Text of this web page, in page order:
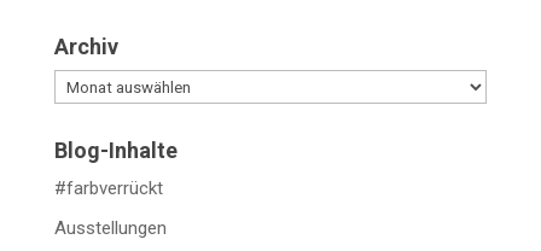
Archiv
Archiv
Blog-Inhalte
#farbverrückt
Ausstellungen